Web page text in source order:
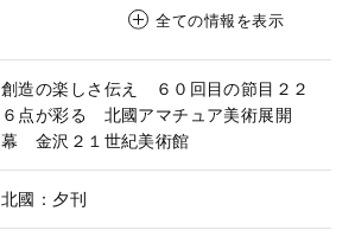
全ての情報を表示
創造の楽しさ伝え ６０回目の節目２２
６点が彩る 北國アマチュア美術展開
幕 金沢２１世紀美術館
北國：夕刊